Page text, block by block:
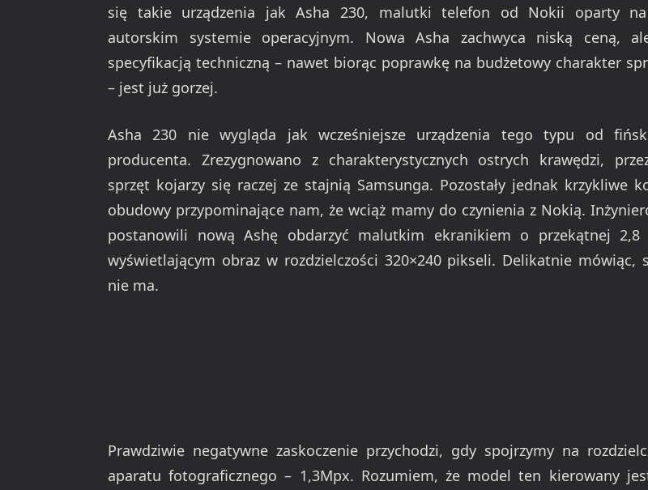
się takie urządzenia jak Asha 230, malutki telefon od Nokii oparty
autorskim systemie operacyjnym. Nowa Asha zachwyca niską ceną,
specyfikacją techniczną – nawet biorąc poprawkę na budżetowy charakter
– jest już gorzej.
Asha 230 nie wygląda jak wcześniejsze urządzenia tego typu od
producenta. Zrezygnowano z charakterystycznych ostrych krawędzi,
sprzęt kojarzy się raczej ze stajnią Samsunga. Pozostały jednak krzykliwe
obudowy przypominające nam, że wciąż mamy do czynienia z Nokią.
postanowili nową Ashę obdarzyć malutkim ekranikiem o przekątnej 2,8
wyświetlającym obraz w rozdzielczości 320×240 pikseli. Delikatnie mówiąc,
nie ma.
Prawdziwie negatywne zaskoczenie przychodzi, gdy spojrzymy na
aparatu fotograficznego – 1,3Mpx. Rozumiem, że model ten kierowany